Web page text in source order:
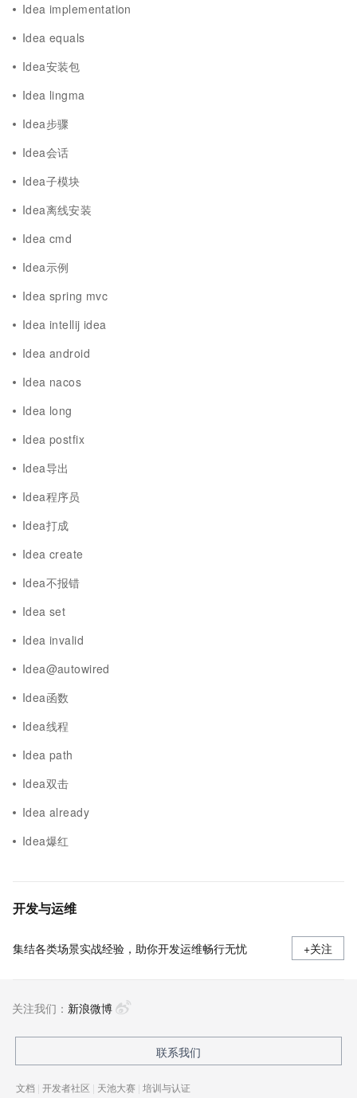
Idea implementation
Idea equals
Idea安装包
Idea lingma
Idea步骤
Idea会话
Idea子模块
Idea离线安装
Idea cmd
Idea示例
Idea spring mvc
Idea intellij idea
Idea android
Idea nacos
Idea long
Idea postfix
Idea导出
Idea程序员
Idea打成
Idea create
Idea不报错
Idea set
Idea invalid
Idea@autowired
Idea函数
Idea线程
Idea path
Idea双击
Idea already
Idea爆红
开发与运维
集结各类场景实战经验，助你开发运维畅行无忧 +关注
关注我们： 新浪微博
联系我们
文档 | 开发者社区 | 天池大赛 | 培训与认证